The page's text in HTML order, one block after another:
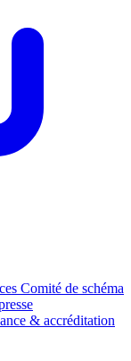
Comité de schéma
& accréditation